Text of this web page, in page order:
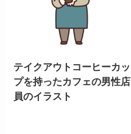
テイクアウトコーヒーカッ
プを持ったカフェの男性店
員のイラスト